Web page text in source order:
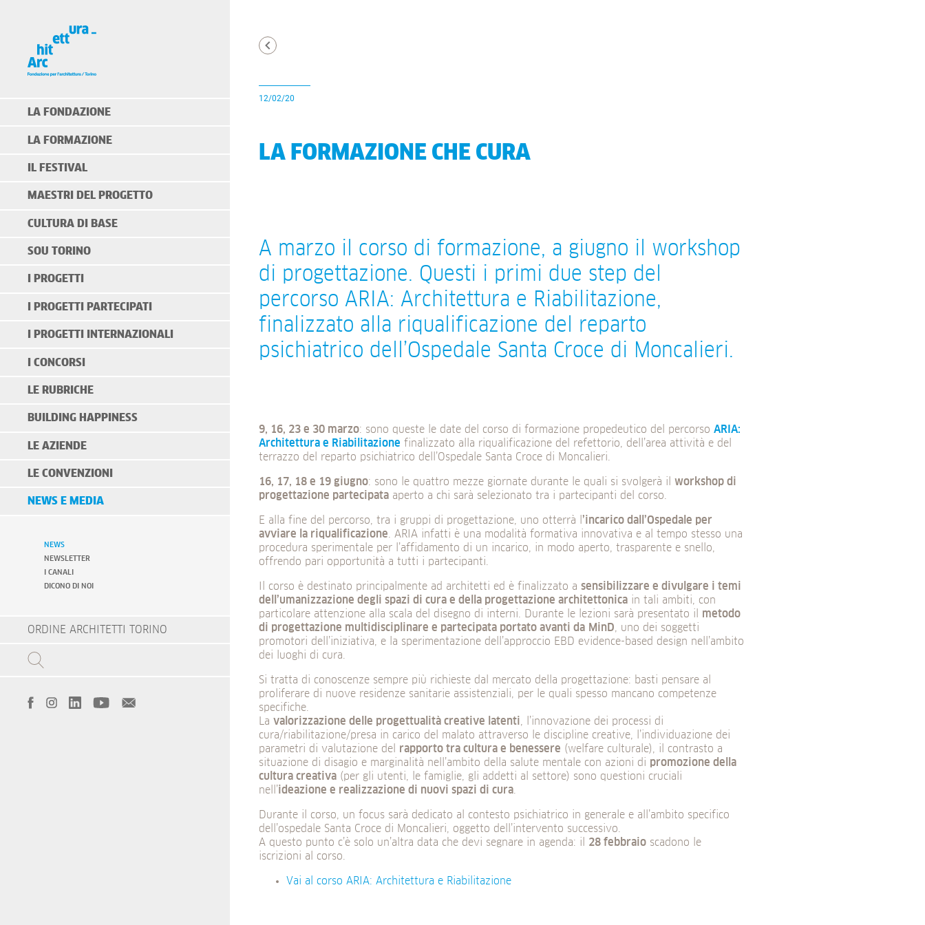
LA FONDAZIONE
LA FORMAZIONE
IL FESTIVAL
MAESTRI DEL PROGETTO
CULTURA DI BASE
SOU TORINO
I PROGETTI
I PROGETTI PARTECIPATI
I PROGETTI INTERNAZIONALI
I CONCORSI
LE RUBRICHE
BUILDING HAPPINESS
LE AZIENDE
LE CONVENZIONI
NEWS E MEDIA
NEWS
NEWSLETTER
I CANALI
DICONO DI NOI
ORDINE ARCHITETTI TORINO
12/02/20
LA FORMAZIONE CHE CURA
A marzo il corso di formazione, a giugno il workshop
di progettazione. Questi i primi due step del
percorso ARIA: Architettura e Riabilitazione,
finalizzato alla riqualificazione del reparto
psichiatrico dell’Ospedale Santa Croce di Moncalieri.
9, 16, 23 e 30 marzo: sono queste le date del corso di formazione propedeutico del percorso ARIA:
Architettura e Riabilitazione finalizzato alla riqualificazione del refettorio, dell’area attività e del
terrazzo del reparto psichiatrico dell’Ospedale Santa Croce di Moncalieri.
16, 17, 18 e 19 giugno: sono le quattro mezze giornate durante le quali si svolgerà il workshop di
progettazione partecipata aperto a chi sarà selezionato tra i partecipanti del corso.
E alla fine del percorso, tra i gruppi di progettazione, uno otterrà l ’incarico dall’Ospedale per
avviare la riqualificazione. ARIA infatti è una modalità formativa innovativa e al tempo stesso una
procedura sperimentale per l’affidamento di un incarico, in modo aperto, trasparente e snello,
offrendo pari opportunità a tutti i partecipanti.
Il corso è destinato principalmente ad architetti ed è finalizzato a sensibilizzare e divulgare i temi
dell’umanizzazione degli spazi di cura e della progettazione architettonica in tali ambiti, con
particolare attenzione alla scala del disegno di interni. Durante le lezioni sarà presentato il metodo
di progettazione multidisciplinare e partecipata portato avanti da MinD, uno dei soggetti
promotori dell’iniziativa, e la sperimentazione dell’approccio EBD evidence-based design nell’ambito
dei luoghi di cura.
Si tratta di conoscenze sempre più richieste dal mercato della progettazione: basti pensare al
proliferare di nuove residenze sanitarie assistenziali, per le quali spesso mancano competenze
specifiche.
La valorizzazione delle progettualità creative latenti, l’innovazione dei processi di
cura/riabilitazione/presa in carico del malato attraverso le discipline creative, l’individuazione dei
parametri di valutazione del rapporto tra cultura e benessere (welfare culturale), il contrasto a
situazione di disagio e marginalità nell’ambito della salute mentale con azioni di promozione della
cultura creativa (per gli utenti, le famiglie, gli addetti al settore) sono questioni cruciali
nell’ideazione e realizzazione di nuovi spazi di cura.
Durante il corso, un focus sarà dedicato al contesto psichiatrico in generale e all’ambito specifico
dell’ospedale Santa Croce di Moncalieri, oggetto dell’intervento successivo.
A questo punto c’è solo un’altra data che devi segnare in agenda: il 28 febbraio scadono le
iscrizioni al corso.
Vai al corso ARIA: Architettura e Riabilitazione